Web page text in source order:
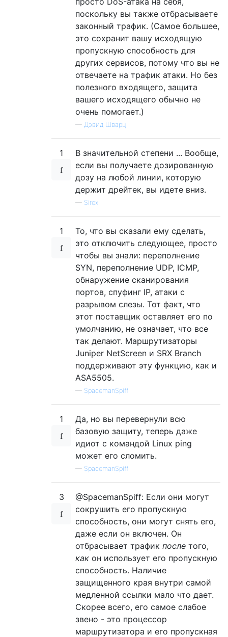
поскольку вы также отбрасываете
законный трафик. (Самое большее,
это сохранит вашу исходящую
пропускную способность для
других сервисов, потому что вы не
отвечаете на трафик атаки. Но без
полезного входящего, защита
вашего исходящего обычно не
очень помогает.)
— Дэвид Шварц
1
В значительной степени ... Вообще,
если вы получаете дозированную
дозу на любой линии, которую
держит дрейтек, вы идете вниз.
— Sirex
1
То, что вы сказали ему сделать,
это отключить следующее, просто
чтобы вы знали: переполнение
SYN, переполнение UDP, ICMP,
обнаружение сканирования
портов, спуфинг IP, атаки с
разрывом слезы. Тот факт, что
этот поставщик оставляет его по
умолчанию, не означает, что все
так делают. Маршрутизаторы
Juniper NetScreen и SRX Branch
поддерживают эту функцию, как и
ASA5505.
— SpacemanSpiff
1
Да, но вы перевернули всю
базовую защиту, теперь даже
идиот с командой Linux ping
может его сломить.
— SpacemanSpiff
3
@SpacemanSpiff: Если они могут
сокрушить его пропускную
способность, они могут снять его,
даже если он включен. Он
отбрасывает трафик после того,
как он использует его пропускную
способность. Наличие
защищенного края внутри самой
медленной ссылки мало что дает.
Скорее всего, его самое слабое
звено - это процессор
маршрутизатора и его пропускная